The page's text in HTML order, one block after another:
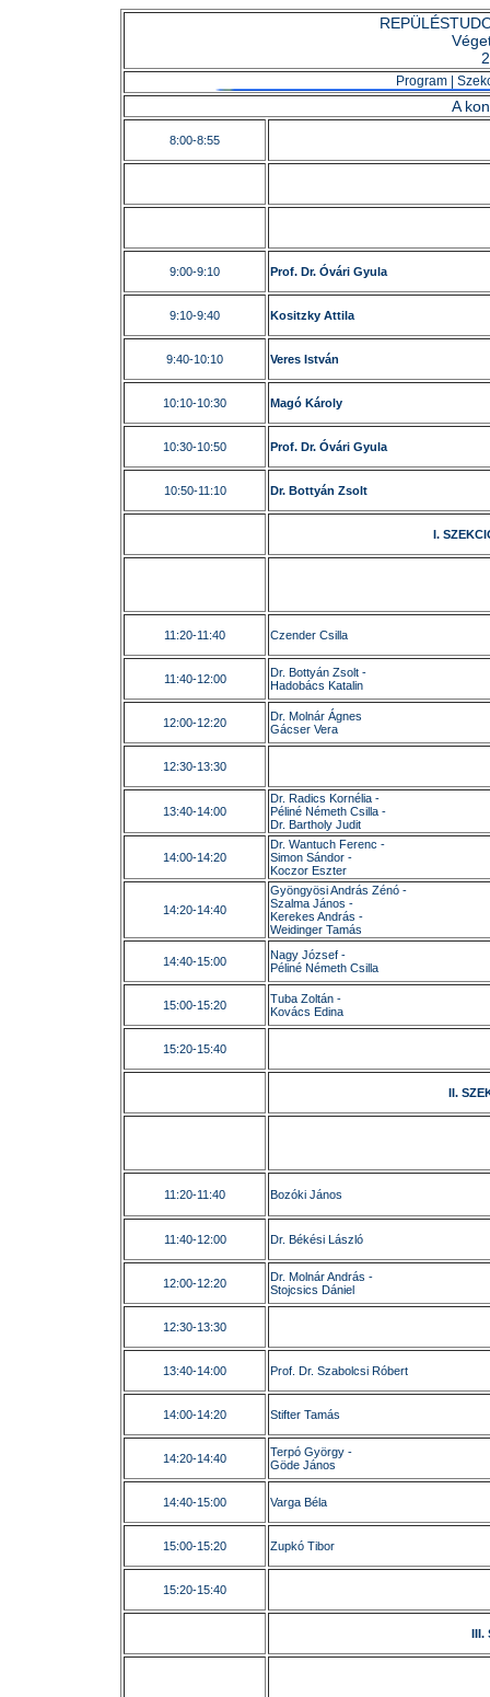
Program
A
8:00-8:55
9:00-9:10 Prof. Dr. Óvári Gyula
9:10-9:40 Kositzky Attila
9:40-10:10 Veres István
10:10-10:30 Magó Károly
10:30-10:50 Prof. Dr. Óvári Gyula
10:50-11:10 Dr. Bottyán Zsolt
I.
11:20-11:40 Czender Csilla
11:40-12:00
Dr. Bottyán Zsolt -
Hadobács Katalin
12:00-12:20
Dr. Molnár Ágnes
Gácser Vera
12:30-13:30
13:40-14:00
Dr. Radics Kornélia -
Péliné Németh Csilla -
Dr. Bartholy Judit
14:00-14:20
Dr. Wantuch Ferenc -
Simon Sándor -
Koczor Eszter
14:20-14:40
Gyöngyösi András Zénó -
Szalma János -
Kerekes András -
Weidinger Tamás
14:40-15:00
Nagy József -
Péliné Németh Csilla
15:00-15:20
Tuba Zoltán -
Kovács Edina
15:20-15:40
II.
11:20-11:40 Bozóki János
11:40-12:00 Dr. Békési László
12:00-12:20
Dr. Molnár András -
Stojcsics Dániel
12:30-13:30
13:40-14:00 Prof. Dr. Szabolcsi Róbert
14:00-14:20 Stifter Tamás
14:20-14:40
Terpó György -
Göde János
14:40-15:00 Varga Béla
15:00-15:20 Zupkó Tibor
15:20-15:40
III.